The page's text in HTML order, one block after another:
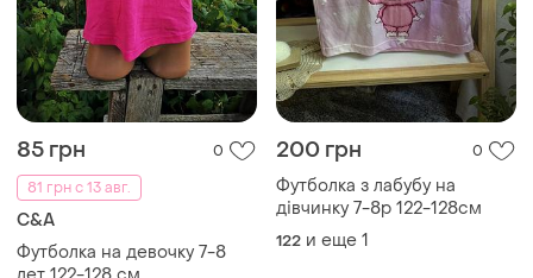
85 грн
0
81 грн с 13 авг.
C&A
Футболка на девочку 7-8
200 грн 0
Футболка з лабубу на
дівчинку 7-8р 122-128см
122 и еще 1